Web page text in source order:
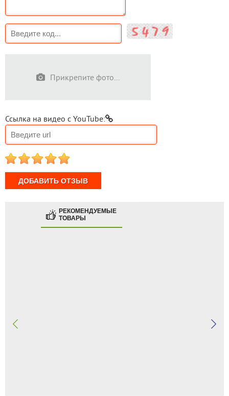
Прикрепите фото...
Ссылка на видео с YouTube:
1 2 3 4 5
РЕКОМЕНДУЕМЫЕ
ТОВАРЫ